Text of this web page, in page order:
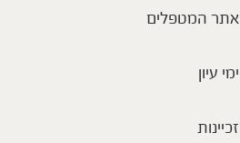
אתר המטפלים
ימי עיון
זכיינות